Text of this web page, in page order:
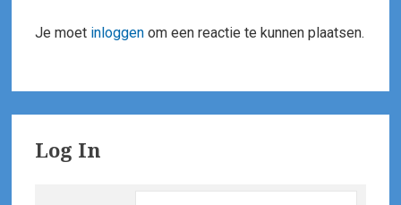
Je moet inloggen om een reactie te kunnen plaatsen.
Sidebar
Log In